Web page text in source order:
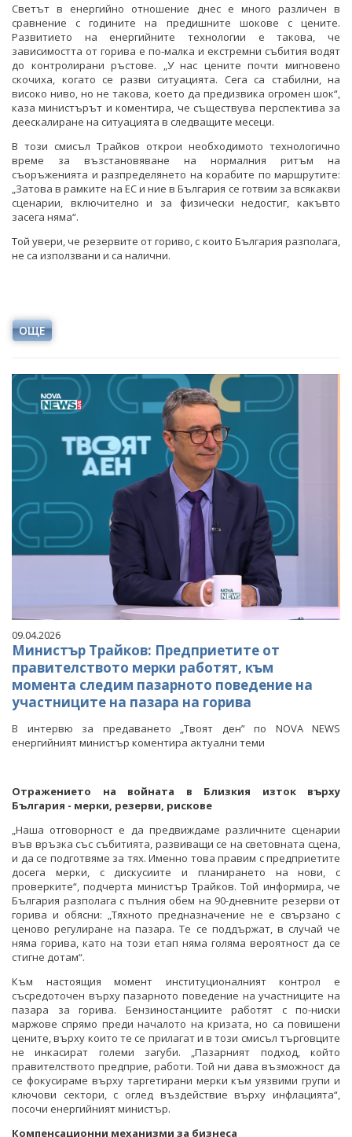
Светът в енергийно отношение днес е много различен в
сравнение с годините на предишните шокове с цените.
Развитието на енергийните технологии е такова, че
зависимостта от горива е по-малка и екстремни събития водят
до контролирани ръстове. „У нас цените почти мигновено
скочиха, когато се разви ситуацията. Сега са стабилни, на
високо ниво, но не такова, което да предизвика огромен шок“,
каза министърът и коментира, че съществува перспектива за
деескалиране на ситуацията в следващите месеци.
В този смисъл Трайков открои необходимото технологично
време за възстановяване на нормалния ритъм на
съоръженията и разпределянето на корабите по маршрутите:
„Затова в рамките на ЕС и ние в България се готвим за всякакви
сценарии, включително и за физически недостиг, какъвто
засега няма“.
Той увери, че резервите от гориво, с които България разполага,
не са използвани и са налични.
ОЩЕ
09.04.2026
Министър Трайков: Предприетите от
правителството мерки работят, към
момента следим пазарното поведение на
участниците на пазара на горива
В интервю за предаването „Твоят ден” по NOVA NEWS
енергийният министър коментира актуални теми
Отражението на войната в Близкия изток върху
България - мерки, резерви, рискове
„Наша отговорност е да предвиждаме различните сценарии
във връзка със събитията, развиващи се на световната сцена,
и да се подготвяме за тях. Именно това правим с предприетите
досега мерки, с дискусиите и планирането на нови, с
проверките“, подчерта министър Трайков. Той информира, че
България разполага с пълния обем на 90-дневните резерви от
горива и обясни: „Тяхното предназначение не е свързано с
ценово регулиране на пазара. Те се поддържат, в случай че
няма горива, като на този етап няма голяма вероятност да се
стигне дотам“.
Към настоящия момент институционалният контрол е
съсредоточен върху пазарното поведение на участниците на
пазара за горива. Бензиностанциите работят с по-ниски
маржове спрямо преди началото на кризата, но са повишени
цените, върху които те се прилагат и в този смисъл търговците
не инкасират големи загуби. „Пазарният подход, който
правителството предприе, работи. Той ни дава възможност да
се фокусираме върху таргетирани мерки към уязвими групи и
ключови сектори, с оглед въздействие върху инфлацията“,
посочи енергийният министър.
Компенсационни механизми за бизнеса